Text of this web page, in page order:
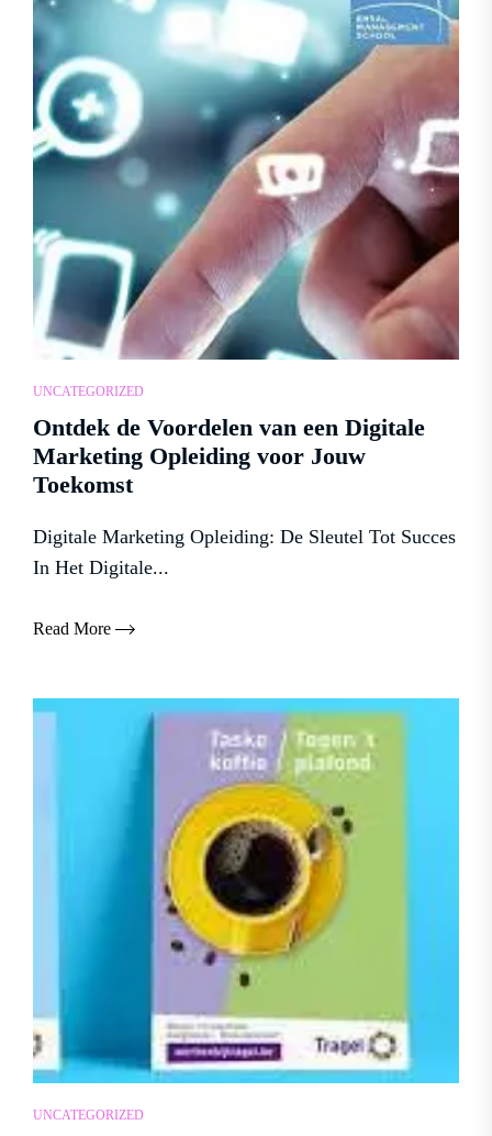
UNCATEGORIZED
Ontdek de Voordelen van een Digitale
Marketing Opleiding voor Jouw
Toekomst
Digitale Marketing Opleiding: De Sleutel Tot Succes
In Het Digitale...
Read More
UNCATEGORIZED